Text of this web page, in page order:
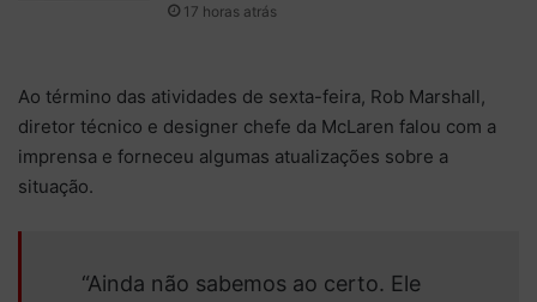
17 horas atrás
Ao término das atividades de sexta-feira, Rob Marshall,
diretor técnico e designer chefe da McLaren falou com a
imprensa e forneceu algumas atualizações sobre a
situação.
“Ainda não sabemos ao certo. Ele